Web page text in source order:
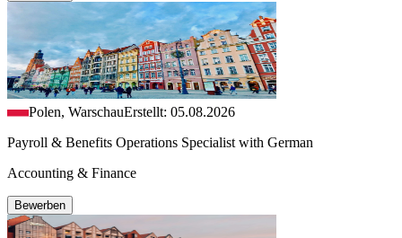
Polen, WarschauErstellt: 05.08.2026
Payroll & Benefits Operations Specialist with German
Accounting & Finance
Bewerben